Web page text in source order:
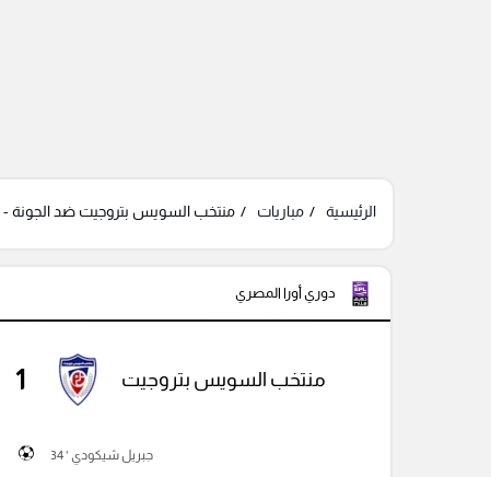
الرئيسية مباريات منتخب السويس بتروجيت ضد الجونة -
دوري أورا المصري
منتخب السويس بتروجيت 1
جبريل شيكودي ' 34